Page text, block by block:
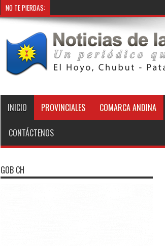
NO TE PIERDAS:
INICIO PROVINCIALES COMARCA ANDINA
CONTÁCTENOS
GOB CH